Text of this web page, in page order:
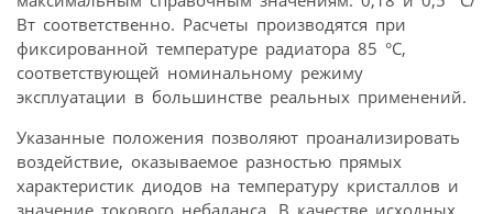
Вт соответственно. Расчеты производятся при
фиксированной температуре радиатора 85 °С,
соответствующей номинальному режиму
эксплуатации в большинстве реальных применений.
Указанные положения позволяют проанализировать
воздействие, оказываемое разностью прямых
характеристик диодов на температуру кристаллов и